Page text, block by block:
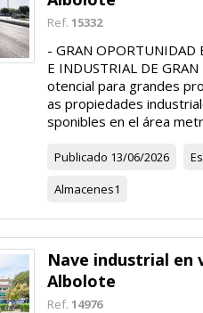
Ref. 15332
- GRAN OPORTUNIDAD
E INDUSTRIAL DE
otencial para grandes
as propiedades
sponibles en el área
Publicado 13/06/2026
Almacenes1
Nave industrial en
Albolote
Ref. 14976